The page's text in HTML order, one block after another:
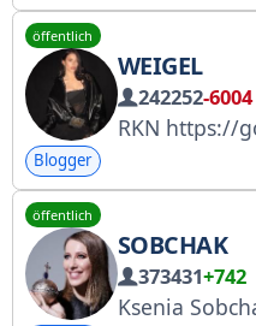
öffentlich
WEIGEL
242252-6004
RKN https://gosuslugi.ru/snet/
Blogger
öffentlich
SOBCHAK
373431+742
Ksenia Sobchaks persönlicher Kanal. Chat für Neuigkeiten und